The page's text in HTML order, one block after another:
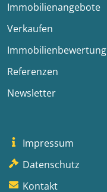
Immobilienangebote
Verkaufen
Immobilienbewertung
Referenzen
Newsletter
Impressum
Datenschutz
Kontakt